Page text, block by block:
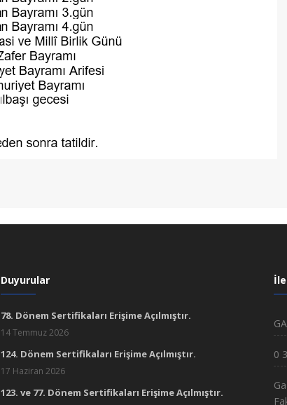
Duyurular
78. Dönem Sertifikaları Erişime Açılmıştır.
14 Temmuz 2026
124. Dönem Sertifikaları Erişime Açılmıştır.
17 Haziran 2026
123. ve 77. Dönem Sertifikaları Erişime Açılmıştır.
0